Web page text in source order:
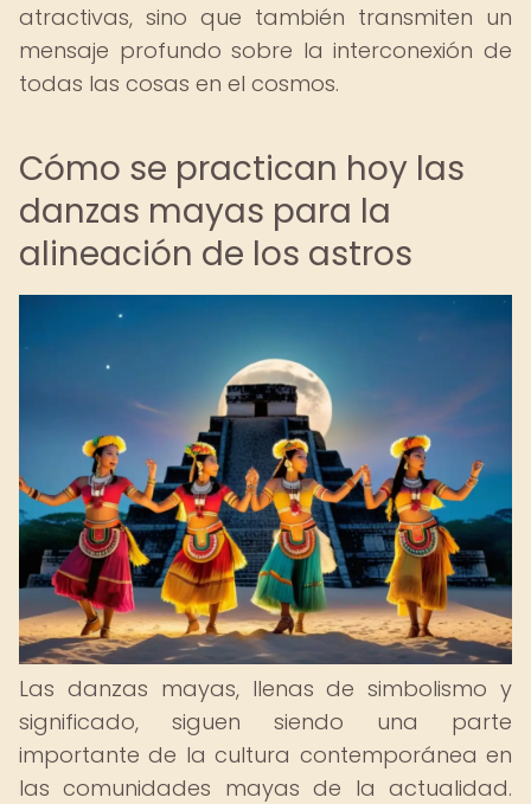
atractivas, sino que también transmiten un
mensaje profundo sobre la interconexión de
todas las cosas en el cosmos.
Cómo se practican hoy las
danzas mayas para la
alineación de los astros
Las danzas mayas, llenas de simbolismo y
significado, siguen siendo una parte
importante de la cultura contemporánea en
las comunidades mayas de la actualidad.